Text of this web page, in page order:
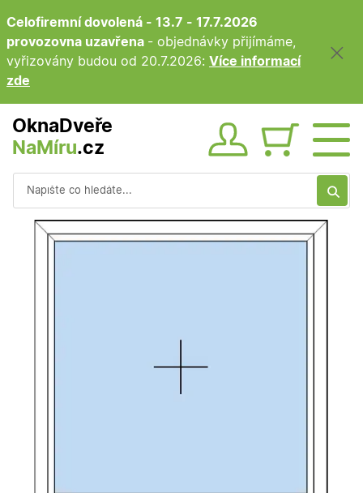
Celofiremní dovolená - 13.7 - 17.7.2026
provozovna uzavřena - objednávky přijímáme,
vyřizovány budou od 20.7.2026: Více informací
zde
OknaDveře
NaMíru.cz Obsah
Vyhledávání